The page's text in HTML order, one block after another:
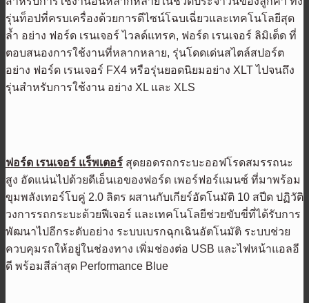
รุ่นท็อปที่ครบเครื่องด้วยการดีไซน์โฉบเฉี่ยวและเทคโนโลยีสุด
ล้ำ อย่าง ฟอร์ด เรนเจอร์ ไวลด์แทรค, ฟอร์ด เรนเจอร์ ลิมิเต็ด ที่
ตอบสนองการใช้งานที่หลากหลาย, รุ่นโดดเด่นสไตล์สปอร์ต
อย่าง ฟอร์ด เรนเจอร์ FX4 หรือรุ่นยอดนิยมอย่าง XLT ไปจนถึง
รุ่นสำหรับการใช้งาน อย่าง XL และ XLS
ฟอร์ด เรนเจอร์ แร็พเตอร์ สุดยอดรถกระบะออฟโรดสมรรถนะ
สูง อัดแน่นไปด้วยดีเอ็นเอของฟอร์ด เพอร์ฟอร์แมนซ์ ที่มาพร้อม
ขุมพลังเทอร์โบคู่ 2.0 ลิตร ผสานกับเกียร์อัตโนมัติ 10 สปีด ปฏิวัติ
วงการรถกระบะด้วยฟีเจอร์ และเทคโนโลยีช่วยขับขี่ที่ได้รับการ
พัฒนาไปอีกระดับอย่าง ระบบเบรกฉุกเฉินอัตโนมัติ ระบบช่วย
ควบคุมรถให้อยู่ในช่องทาง เพิ่มช่องต่อ USB และไฟหน้าแอลอี
ดี พร้อมสีล่าสุด Performance Blue